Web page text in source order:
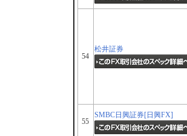
54
松井証券
55
SMBC日興証券[日興FX]